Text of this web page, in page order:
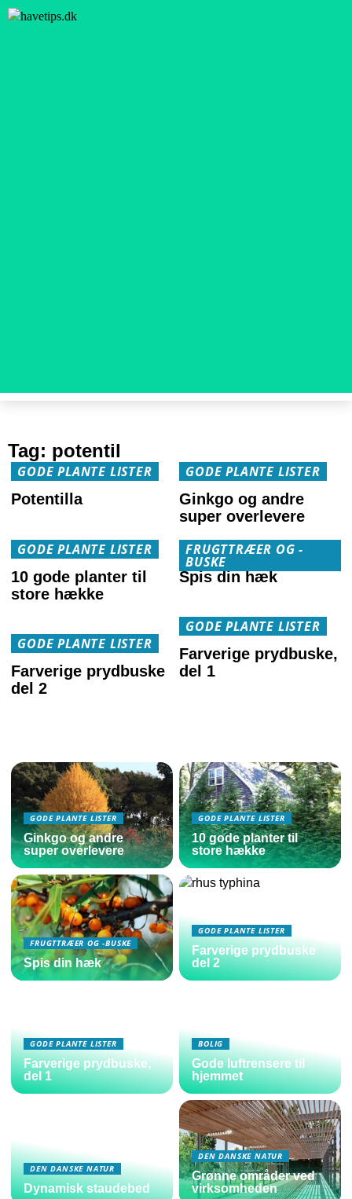
Tag: potentil
GODE PLANTE LISTER
Potentilla
GODE PLANTE LISTER
Ginkgo og andre
super overlevere
GODE PLANTE LISTER
10 gode planter til
store hække
FRUGTTRÆER OG -
BUSKE
Spis din hæk
GODE PLANTE LISTER
Farverige prydbuske
del 2
GODE PLANTE LISTER
Farverige prydbuske,
del 1
GODE PLANTE LISTER
Ginkgo og andre
super overlevere
GODE PLANTE LISTER
10 gode planter til
store hække
FRUGTTRÆER OG -BUSKE
Spis din hæk
GODE PLANTE LISTER
Farverige prydbuske
del 2
GODE PLANTE LISTER
Farverige prydbuske,
del 1
BOLIG
Gode luftrensere til
hjemmet
DEN DANSKE NATUR
Dynamisk staudebed
DEN DANSKE NATUR
Grønne områder ved
virksomheden